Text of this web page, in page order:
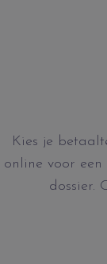
Kies je
online voor
dossier.